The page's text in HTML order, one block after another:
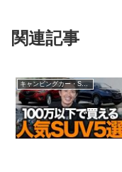
関連記事
キャンピングカー・SUV人気車種